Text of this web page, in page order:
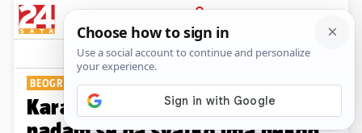
PRIJAVA
Show Komentari
BEOGRADSKA GLUMICA
Karanović: Ako sve ode dovraga